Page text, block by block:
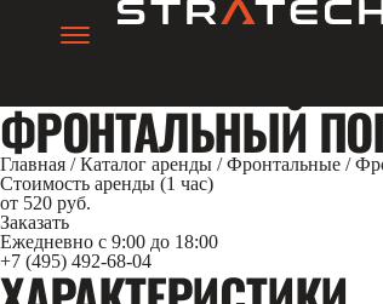
ФРОНТАЛЬНЫЙ
Главная / Каталог аренды / Фронтальные /
Стоимость аренды (1 час)
от 520 руб.
Заказать
Ежедневно с 9:00 до 18:00
+7 (495) 492-68-04